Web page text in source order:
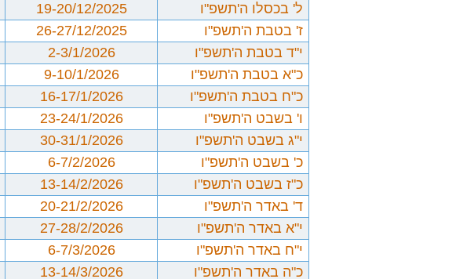
ל' בכסלו ה'תשפ"ו
19-20/12/2025
ז' בטבת ה'תשפ"ו
26-27/12/2025
י"ד בטבת ה'תשפ"ו
2-3/1/2026
כ"א בטבת ה'תשפ"ו
9-10/1/2026
כ"ח בטבת ה'תשפ"ו
16-17/1/2026
ו' בשבט ה'תשפ"ו
23-24/1/2026
י"ג בשבט ה'תשפ"ו
30-31/1/2026
כ' בשבט ה'תשפ"ו
6-7/2/2026
כ"ז בשבט ה'תשפ"ו
13-14/2/2026
ד' באדר ה'תשפ"ו
20-21/2/2026
י"א באדר ה'תשפ"ו
27-28/2/2026
י"ח באדר ה'תשפ"ו
6-7/3/2026
כ"ה באדר ה'תשפ"ו
13-14/3/2026